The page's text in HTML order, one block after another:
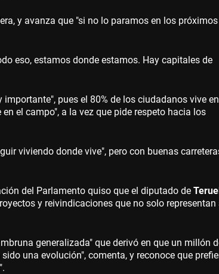
y avanza que "si no lo paramos en los próximos
eso, estamos donde estamos. Hay capitales de
pues el 80% de los ciudadanos vive en
el campo", a la vez que pide respeto hacia los
viviendo donde vive", pero con buenas
del Parlamento quiso que el diputado de
y reivindicaciones que no solo representan
generalizada" que derivó en que un millón
una evolución", comenta, y reconoce que